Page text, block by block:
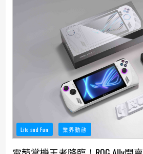
Life and Fun 業界動態